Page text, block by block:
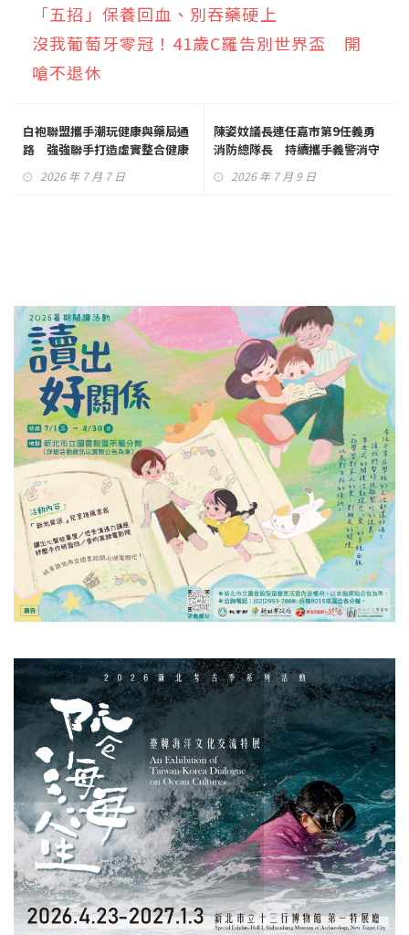
「五招」保養回血、別吞藥硬上
沒我葡萄牙零冠！41歲C羅告別世界盃 開
嗆不退休
白袍聯盟攜手潮玩健康與藥局通
路 強強聯手打造虛實整合健康
2026 年 7 月 7 日
陳姿妏議長連任嘉市第9任義勇
消防總隊長 持續攜手義警消守
護幸福嘉園
2026 年 7 月 9 日